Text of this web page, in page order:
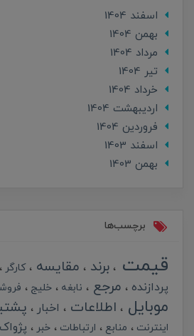
اسفند 1404
بهمن 1404
مرداد 1404
تير 1404
خرداد 1404
ارديبهشت 1404
فروردین 1404
اسفند 1403
بهمن 1403
برچسب‌ها
قیمت برند مقایسه کارگر
پردازنده مرجع نابغه خلیج
موبایل اطلاعات اخبار
اینترنت
منابع ارتباطات خبر پژواک